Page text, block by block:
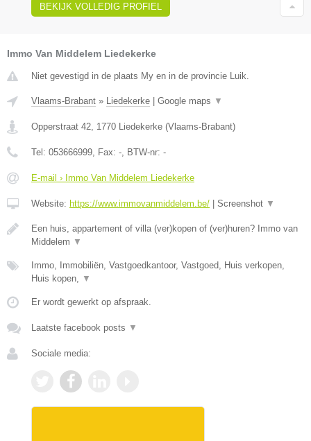
BEKIJK VOLLEDIG PROFIEL
Immo Van Middelem Liedekerke
Niet gevestigd in de plaats My en in de provincie Luik.
Vlaams-Brabant » Liedekerke Google maps ▼
Opperstraat 42 1770 Liedekerke (Vlaams-Brabant)
Tel: 053666999 , Fax: - , BTW-nr: -
E-mail › Immo Van Middelem Liedekerke
Website: https://www.immovanmiddelem.be/ Screenshot ▼
Een huis, appartement of villa (ver)kopen of (ver)huren? Immo van
Middelem ▼
Immo, Immobiliën, Vastgoedkantoor, Vastgoed, Huis verkopen,
Huis kopen,
▼
Er wordt gewerkt op afspraak.
Laatste facebook posts ▼
Sociale media: